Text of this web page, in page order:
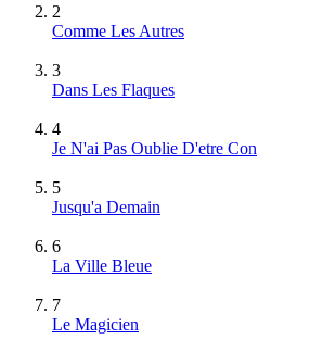
2
Comme Les Autres
3
Dans Les Flaques
4
Je N'ai Pas Oublie D'etre Con
5
Jusqu'a Demain
6
La Ville Bleue
7
Le Magicien